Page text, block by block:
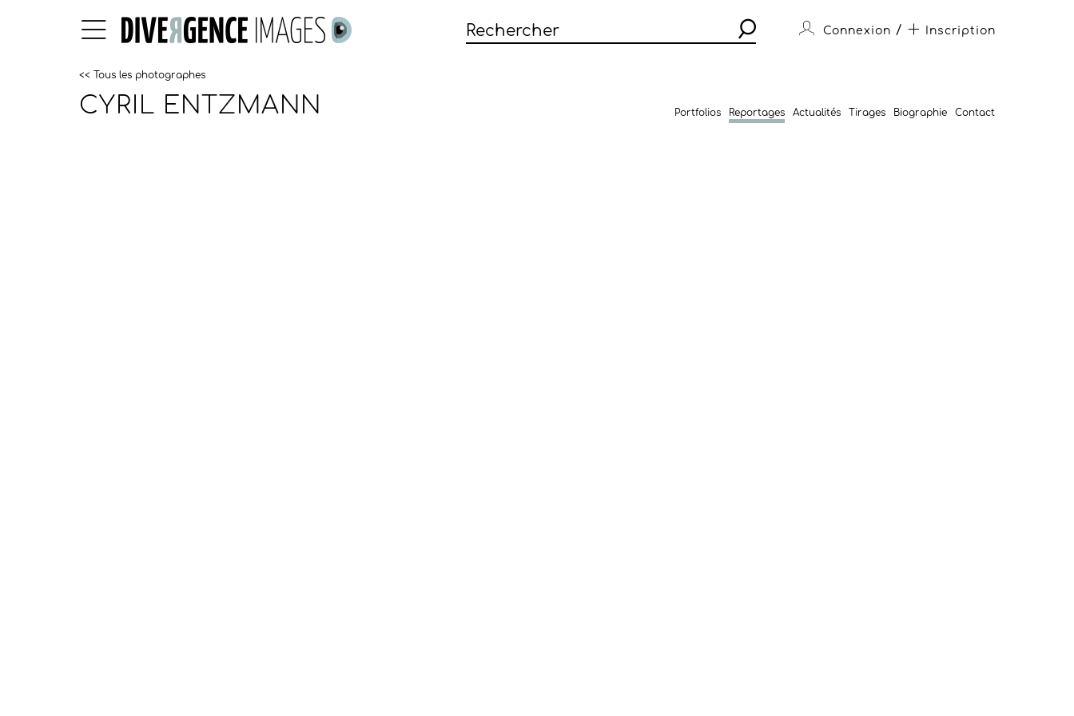
Connexion / Inscription
<< Tous les photographes
CYRIL ENTZMANN Portfolios Reportages Actualités Tirages Biographie Contact